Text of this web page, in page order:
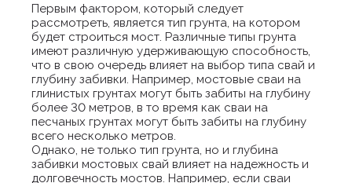
Первым фактором, который следует
рассмотреть, является тип грунта, на котором
будет строиться мост. Различные типы грунта
имеют различную удерживающую способность,
что в свою очередь влияет на выбор типа свай и
глубину забивки. Например, мостовые сваи на
глинистых грунтах могут быть забиты на глубину
более 30 метров, в то время как сваи на
песчаных грунтах могут быть забиты на глубину
всего несколько метров.
Однако, не только тип грунта, но и глубина
забивки мостовых свай влияет на надежность и
долговечность мостов. Например, если сваи